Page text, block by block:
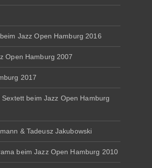
Jazz Open Hamburg 2016
Open Hamburg 2007
2017
beim Jazz Open Hamburg
& Tadeusz Jakubowski
beim Jazz Open Hamburg 2010